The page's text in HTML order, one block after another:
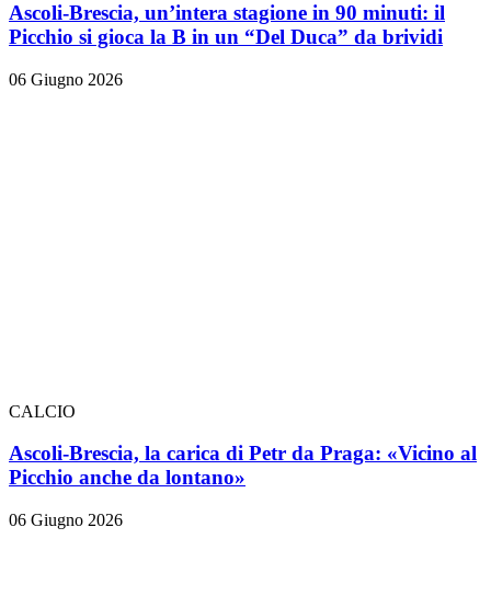
Ascoli-Brescia, un’intera stagione in 90 minuti: il
Picchio si gioca la B in un “Del Duca” da brividi
06 Giugno 2026
CALCIO
Ascoli-Brescia, la carica di Petr da Praga: «Vicino al
Picchio anche da lontano»
06 Giugno 2026